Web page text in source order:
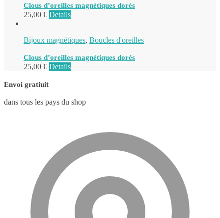
Clous d’oreilles magnétiques dorés
25,00 € Details
Bijoux magnétiques, Boucles d'oreilles
Clous d’oreilles magnétiques dorés
25,00 € Details
Envoi gratiuit
dans tous les pays du shop